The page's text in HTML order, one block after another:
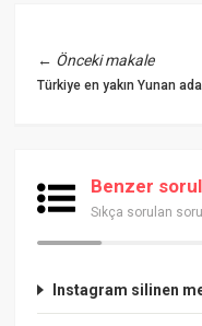
← Önceki makale
Türkiye en yakın Yunan
Benzer
Sıkça sorulan
Instagram silinen